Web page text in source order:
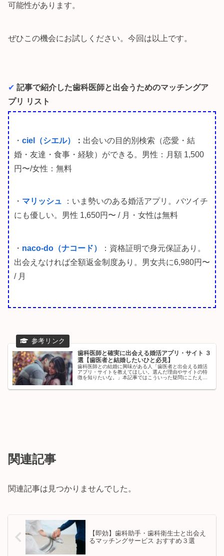
可能性があります。
ぜひこの機会にお試しください。今回は以上です。
✔︎ 記事で紹介した歯科医師と出会うためのマッチングア
プリ リスト
・ ciel（シエル） ： 出会いの目的別検索（恋愛・結
婚・友達・食事・経験）ができる。 男性：月額 1,500
円〜/女性：無料
・ マリッシュ
：いま勢いのある婚活アプリ。バツイチ
にも優しい。男性 1,650円〜 / 月・女性は無料
・ naco-do（ナコード）
：資格証明で身元保証あり。
出会えなければ全額返金制度あり。男女共に6,980円〜
/ 月
歯科医師と確実に出会える婚活アプリ・サイト ３
選【歯医者と結婚したいひと必見】
歯科医師との結婚に興味がある人「歯医者と出会える婚活
アプリ・サイトを教えてほしい。選んだ理由やサイトの特
徴を知りたいな。」本記事ではこういった疑問にこたえま
リ・サイト ３選・失敗しない...
関連記事
関連記事は見つかりませんでした。
【即効】歯科助手・歯科衛生士と出会え
るマッチングサービス おすすめ３選